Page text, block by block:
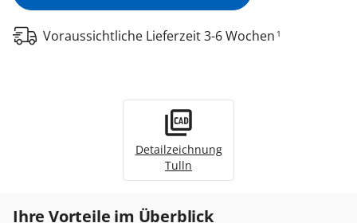
Voraussichtliche Lieferzeit 3-6 Wochen 1
Detailzeichnung
Tulln
Ihre Vorteile im Überblick